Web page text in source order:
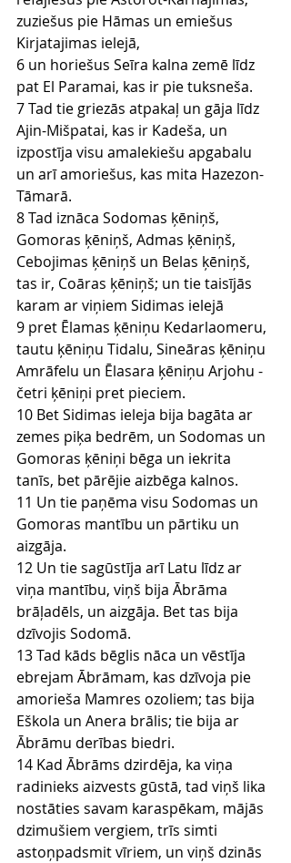
zuziešus pie Hāmas un emiešus
Kirjatajimas ielejā,
6 un horiešus Seīra kalna zemē līdz
pat El Paramai, kas ir pie tuksneša.
7 Tad tie griezās atpakaļ un gāja līdz
Ajin-Mišpatai, kas ir Kadeša, un
izpostīja visu amalekiešu apgabalu
un arī amoriešus, kas mita Hazezon-
Tāmarā.
8 Tad iznāca Sodomas ķēniņš,
Gomoras ķēniņš, Admas ķēniņš,
Cebojimas ķēniņš un Belas ķēniņš,
tas ir, Coāras ķēniņš; un tie taisījās
karam ar viņiem Sidimas ielejā
9 pret Ēlamas ķēniņu Kedarlaomeru,
tautu ķēniņu Tidalu, Sineāras ķēniņu
Amrāfelu un Ēlasara ķēniņu Arjohu -
četri ķēniņi pret pieciem.
10 Bet Sidimas ieleja bija bagāta ar
zemes piķa bedrēm, un Sodomas un
Gomoras ķēniņi bēga un iekrita
tanīs, bet pārējie aizbēga kalnos.
11 Un tie paņēma visu Sodomas un
Gomoras mantību un pārtiku un
aizgāja.
12 Un tie sagūstīja arī Latu līdz ar
viņa mantību, viņš bija Ābrāma
brāļadēls, un aizgāja. Bet tas bija
dzīvojis Sodomā.
13 Tad kāds bēglis nāca un vēstīja
ebrejam Ābrāmam, kas dzīvoja pie
amorieša Mamres ozoliem; tas bija
Eškola un Anera brālis; tie bija ar
Ābrāmu derības biedri.
14 Kad Ābrāms dzirdēja, ka viņa
radinieks aizvests gūstā, tad viņš lika
nostāties savam karaspēkam, mājās
dzimušiem vergiem, trīs simti
astoņpadsmit vīriem, un viņš dzinās